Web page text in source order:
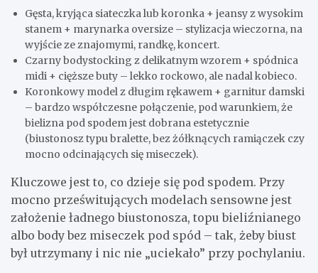
Gęsta, kryjąca siateczka lub koronka + jeansy z wysokim
stanem + marynarka oversize – stylizacja wieczorna, na
wyjście ze znajomymi, randkę, koncert.
Czarny bodystocking z delikatnym wzorem + spódnica
midi + cięższe buty – lekko rockowo, ale nadal kobieco.
Koronkowy model z długim rękawem + garnitur damski
– bardzo współczesne połączenie, pod warunkiem, że
bielizna pod spodem jest dobrana estetycznie
(biustonosz typu bralette, bez żółknących ramiączek czy
mocno odcinających się miseczek).
Kluczowe jest to, co dzieje się pod spodem. Przy
mocno prześwitujących modelach sensowne jest
założenie ładnego biustonosza, topu bieliźnianego
albo body bez miseczek pod spód – tak, żeby biust
był utrzymany i nic nie „uciekało” przy pochylaniu.